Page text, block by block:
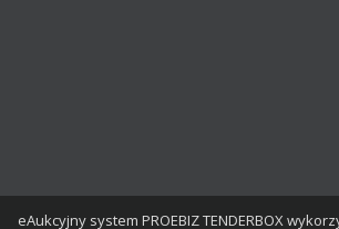
eAukcyjny system PROEBIZ TENDERBOX